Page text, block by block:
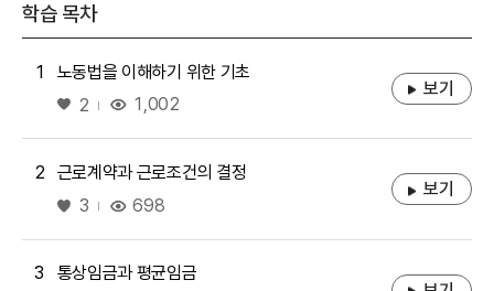
학습 목차
1
노동법을 이해하기 위한 기초
좋아요
2 1,002
보기
2
근로계약과 근로조건의 결정
좋아요
3 698
보기
3
통상임금과 평균임금